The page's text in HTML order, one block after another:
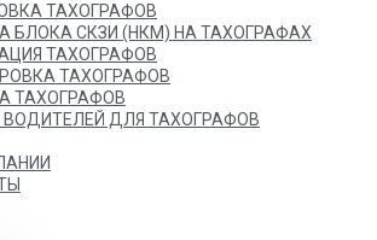
ТАХОГРАФОВ
БЛОКА СКЗИ (НКМ) НА ТАХОГРАФАХ
ТАХОГРАФОВ
ТАХОГРАФОВ
ТАХОГРАФОВ
ВОДИТЕЛЕЙ ДЛЯ ТАХОГРАФОВ